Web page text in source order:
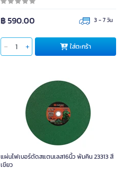
฿ 590.00 3 - 7 วัน
ใส่ตะกร้า
แผ่นไฟเบอร์ตัดสแตนเลส16นิ้ว พัมคิน 23313 สี
เขียว